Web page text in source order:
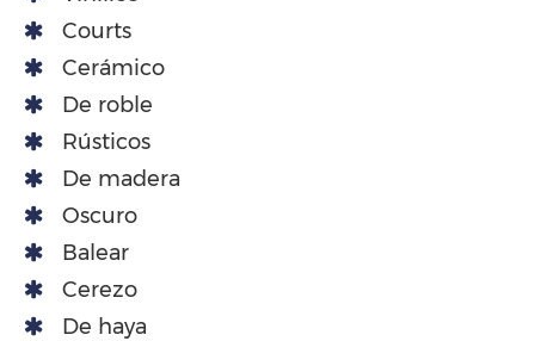
Courts
Cerámico
De roble
Rústicos
De madera
Oscuro
Balear
Cerezo
De haya